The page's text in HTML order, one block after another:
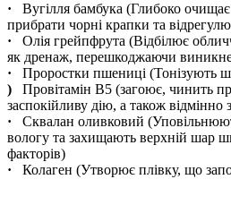
·
Вугілля бамбука (Глибоко
прибрати чорні крапки та
·
Олія грейпфрута (Відбілює
як дренаж, перешкоджаючи
·
Проростки пшениці (Тонізують
)
Провітамін В5 (загоює, чинить
заспокійливу дію, а також відмінно
·
Сквалан оливковий
вологу та захищають верхній шар
факторів)
·
Колаген (Утворює плівку, що